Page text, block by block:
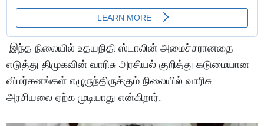
இந்த நிலையில் உதயநிதி ஸ்டாலின் அமைச்சரானதை
எடுத்து திமுகவின் வாரிசு அரசியல் குறித்து கடுமையான
விமர்சனங்கள் எழுருந்திருக்கும் நிலையில் வாரிசு
அரசியலை ஏற்க முடியாது என்கிறார்.